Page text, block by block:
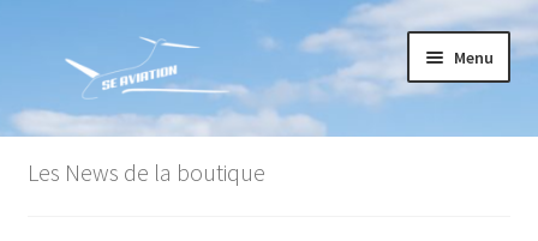
la
navigation
contenu
Menu
Accueil
Les News de la boutique